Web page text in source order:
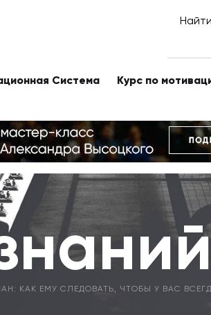
Найти
Система Курс по
КАК ЕМУ СЛЕДОВАТЬ, ЧТОБЫ У ВАС